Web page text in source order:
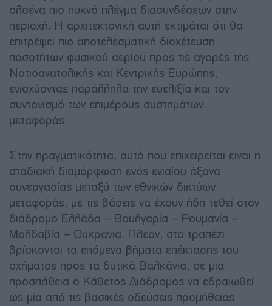
ολοένα πιο πυκνό πλέγμα διασυνδέσεων στην
περιοχή. Η αρχιτεκτονική αυτή εκτιμάται ότι θα
επιτρέψει πιο αποτελεσματική διοχέτευση
ποσοτήτων φυσικού αερίου προς τις αγορές της
Νοτιοανατολικής και Κεντρικής Ευρώπης,
ενισχύοντας παράλληλα την ευελιξία και τον
συντονισμό των επιμέρους συστημάτων
μεταφοράς.
Στην πραγματικότητα, αυτό που επιχειρείται είναι η
σταδιακή διαμόρφωση ενός ενιαίου άξονα
συνεργασίας μεταξύ των εθνικών δικτύων
μεταφοράς, με τις βάσεις να έχουν ήδη τεθεί στον
διάδρομο Ελλάδα – Βουλγαρία – Ρουμανία –
Μολδαβία – Ουκρανία. Πλέον, στο τραπέζι
βρίσκονται τα επόμενα βήματα επέκτασης του
σχήματος προς τα δυτικά Βαλκάνια, σε μια
προσπάθεια ο Κάθετος Διάδρομος να εδραιωθεί
ως μία από τις βασικές οδεύσεις προμήθειας